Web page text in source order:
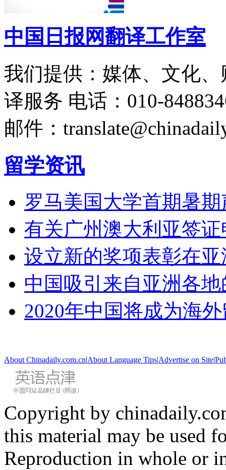
中国日报网翻译工作室
我们提供：媒体、文化
译服务 电话：010-
邮件：
留学资讯
罗马美国大学首期暑
有关广州澳大利亚签
设立新的奖项表彰在
中国吸引来自亚洲各
2020年中国将成为海
About Chinadaily.com.cn|About Language Tips|Advertise on Site|
Copyright by
this material may be used
Reproduction in whole or